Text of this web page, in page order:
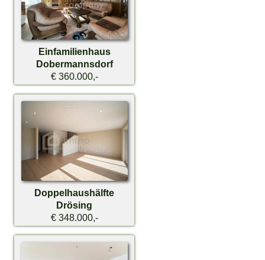
Einfamilienhaus
Dobermannsdorf
€ 360.000,-
Doppelhaushälfte
Drösing
€ 348.000,-